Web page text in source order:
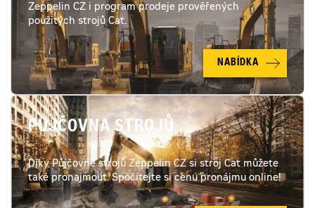
Zeppelin CZ i program prodeje prověřených
použitých strojů Cat.
NABÍDKA
PŮJČOVNA STROJŮ
Díky Půjčovně strojů Zeppelin CZ si stroj Cat můžete
také pronajmout. Spočítejte si cenu pronájmu online!